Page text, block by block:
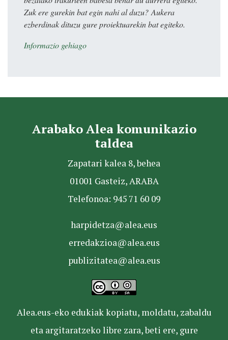
Zuk ere gurekin bat egin nahi al duzu? Aukera
ezberdinak dituzu gure proiektuarekin bat egiteko.
Informazio gehiago
Arabako Alea komunikazio
taldea
Zapatari kalea 8, behea
01001 Gasteiz, ARABA
Telefonoa: 945 71 60 09
harpidetza@alea.eus
erredakzioa@alea.eus
publizitatea@alea.eus
Alea.eus-eko edukiak kopiatu, moldatu, zabaldu
eta argitaratzeko libre zara, beti ere, gure